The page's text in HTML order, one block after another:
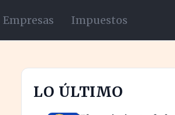
Empresas Impuestos
LO ÚLTIMO